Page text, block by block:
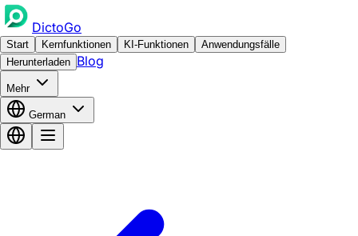
DictoGo
Start Kernfunktionen KI-Funktionen
Anwendungsfälle
Herunterladen Blog
Mehr
German